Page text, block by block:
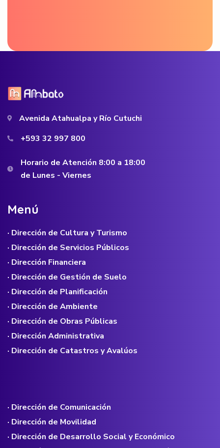
Avenida Atahualpa y Río Cutuchi
+593 32 997 800
Horario de Atención 8:00 a 18:00
de Lunes - Viernes
Menú
· Dirección de Cultura y Turismo
· Dirección de Servicios Públicos
· Dirección Financiera
· Dirección de Gestión de Suelo
· Dirección de Planificación
· Dirección de Ambiente
· Dirección de Obras Públicas
· Dirección Administrativa
· Dirección de Catastros y Avalúos
· Dirección de Comunicación
· Dirección de Movilidad
· Dirección de Desarrollo Social y Económico